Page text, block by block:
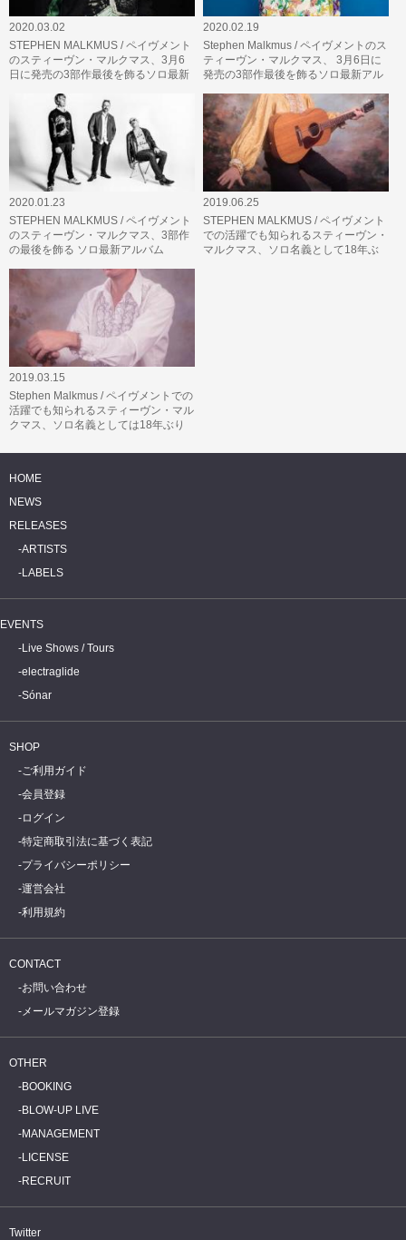
2020.03.02
STEPHEN MALKMUS / ペイヴメント
のスティーヴン・マルクマス、3月6
日に発売の3部作最後を飾るソロ最新
2020.02.19
Stephen Malkmus / ペイヴメントのス
ティーヴン・マルクマス、 3月6日に
発売の3部作最後を飾るソロ最新アル
2020.01.23
STEPHEN MALKMUS / ペイヴメント
のスティーヴン・マルクマス、3部作
の最後を飾る ソロ最新アルバム
2019.06.25
STEPHEN MALKMUS / ペイヴメント
での活躍でも知られるスティーヴン・
マルクマス、ソロ名義として18年ぶ
2019.03.15
Stephen Malkmus / ペイヴメントでの
活躍でも知られるスティーヴン・マル
クマス、ソロ名義としては18年ぶり
HOME
NEWS
RELEASES
ARTISTS
LABELS
EVENTS
Live Shows / Tours
electraglide
Sónar
SHOP
ご利用ガイド
会員登録
ログイン
特定商取引法に基づく表記
プライバシーポリシー
運営会社
利用規約
CONTACT
お問い合わせ
メールマガジン登録
OTHER
BOOKING
BLOW-UP LIVE
MANAGEMENT
LICENSE
RECRUIT
Twitter